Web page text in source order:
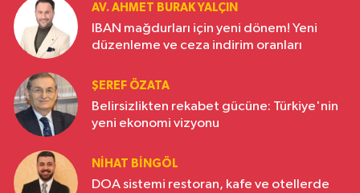
AV. AHMET BURAK YALÇIN
IBAN mağdurları için yeni dönem! Yeni
düzenleme ve ceza indirim oranları
ŞEREF ÖZATA
Belirsizlikten rekabet gücüne: Türkiye'nin
yeni ekonomi vizyonu
NIHAT BINGÖL
DOA sistemi restoran, kafe ve otellerde